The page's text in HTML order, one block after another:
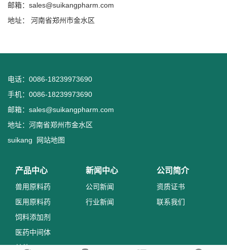
邮箱： sales@suikangpharm.com
地址： 河南省郑州市金水区
电话：0086-18239973690
手机：0086-18239973690
邮箱： sales@suikangpharm.com
地址：河南省郑州市金水区
suikang
网站地图
产品中心
兽用原料药
医用原料药
饲料添加剂
医药中间体
其他
新闻中心
公司新闻
行业新闻
公司简介
资质证书
联系我们